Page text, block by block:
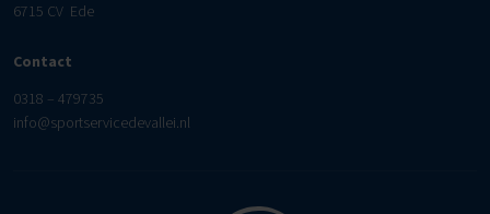
6715 CV Ede
Contact
0318 – 479735
info@sportservicedevallei.nl